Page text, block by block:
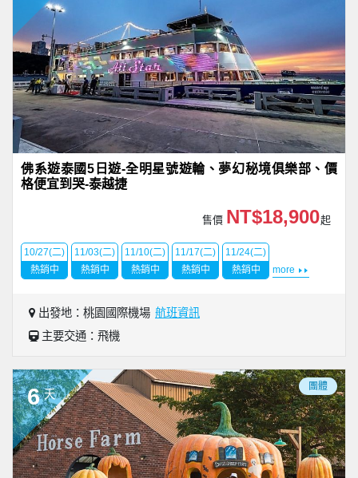
佛系遊泰國5日遊-全明星號遊輪、夢幻秘境俱樂部、價
格便宜到哭-泰越捷
售價 NT$18,900起
10/27(二)
熱銷中
11/03(二)
熱銷中
11/10(二)
熱銷中
11/17(二)
熱銷中
11/24(二)
熱銷中
more
出發地：桃園國際機場 航班資訊
主要交通：飛機
6 天
團體